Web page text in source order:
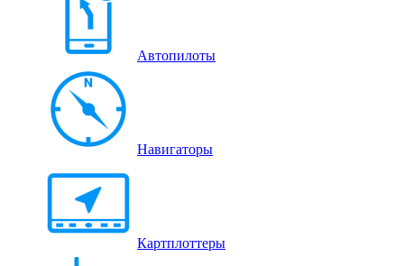
Автопилоты
Навигаторы
Картплоттеры